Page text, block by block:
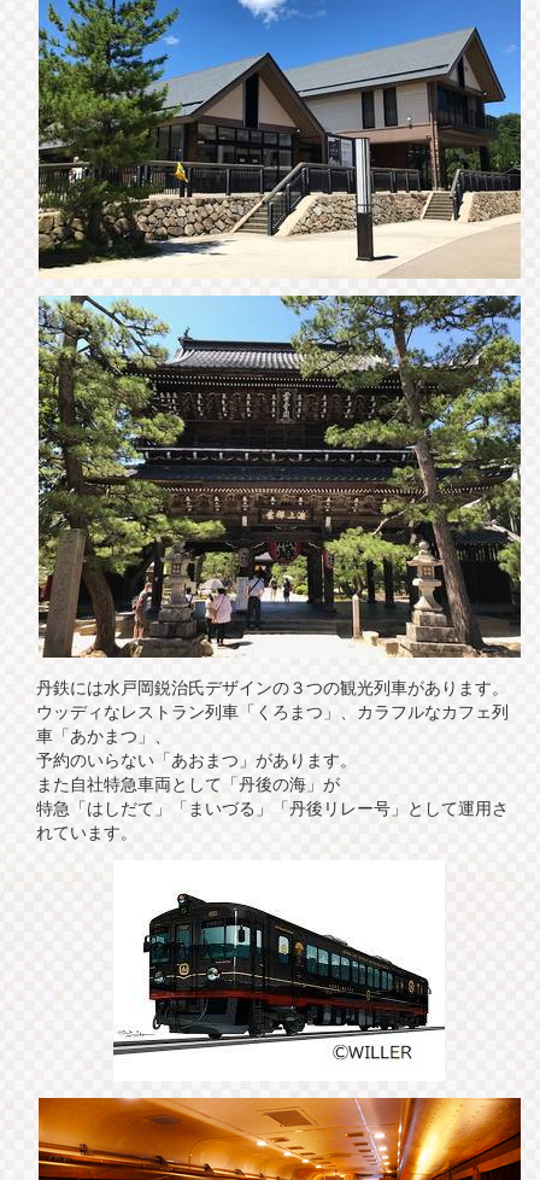
丹鉄には水戸岡鋭治氏デザインの３つの観光列車があります。
ウッディなレストラン列車「くろまつ」、カラフルなカフェ列
車「あかまつ」、
予約のいらない「あおまつ」があります。
また自社特急車両として「丹後の海」が
特急「はしだて」「まいづる」「丹後リレー号」として運用さ
れています。